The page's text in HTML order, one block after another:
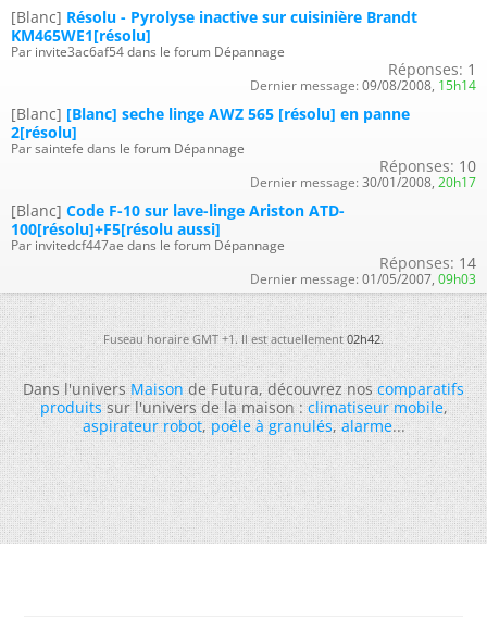
[Blanc] Résolu - Pyrolyse inactive sur cuisinière Brandt
KM465WE1[résolu]
Par invite3ac6af54 dans le forum Dépannage
Réponses: 1
Dernier message: 09/08/2008, 15h14
[Blanc] [Blanc] seche linge AWZ 565 [résolu] en panne
2[résolu]
Par saintefe dans le forum Dépannage
Réponses: 10
Dernier message: 30/01/2008, 20h17
[Blanc] Code F-10 sur lave-linge Ariston ATD-
100[résolu]+F5[résolu aussi]
Par invitedcf447ae dans le forum Dépannage
Réponses: 14
Dernier message: 01/05/2007, 09h03
Fuseau horaire GMT +1. Il est actuellement02h42.
Dans l'universMaisonde Futura, découvrez noscomparatifs
produitssur l'univers de la maison :climatiseur mobile,
aspirateur robot,poêle à granulés,alarme...